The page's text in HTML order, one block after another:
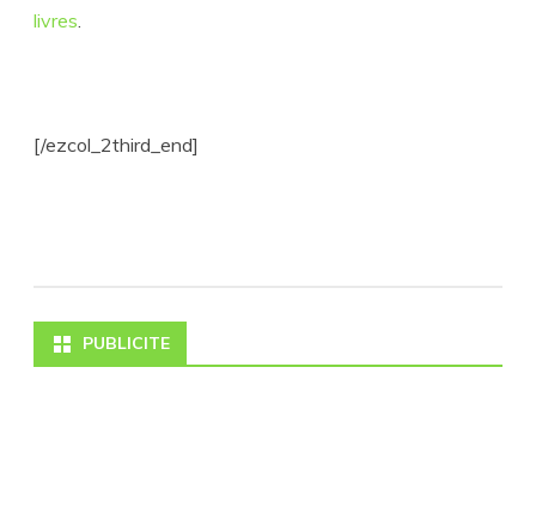
livres.
[/ezcol_2third_end]
PUBLICITE